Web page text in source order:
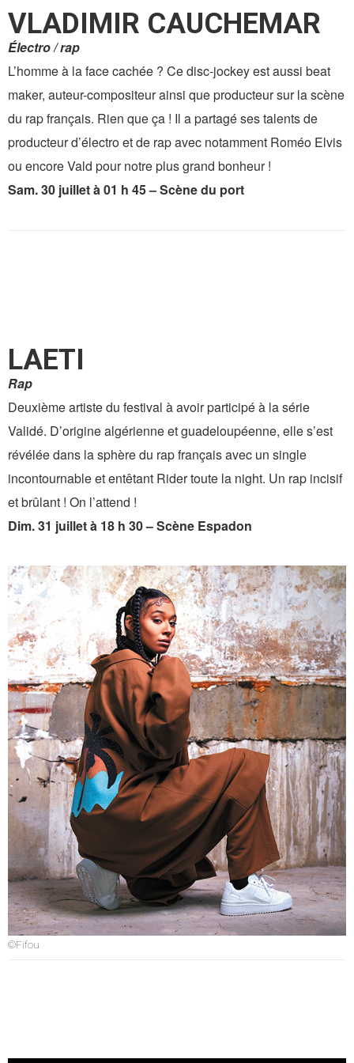
VLADIMIR CAUCHEMAR
Électro / rap
L’homme à la face cachée ? Ce disc-jockey est aussi beat
maker, auteur-compositeur ainsi que producteur sur la scène
du rap français. Rien que ça ! Il a partagé ses talents de
producteur d’électro et de rap avec notamment Roméo Elvis
ou encore Vald pour notre plus grand bonheur !
Sam. 30 juillet à 01 h 45 – Scène du port
LAETI
Rap
Deuxième artiste du festival à avoir participé à la série
Validé. D’origine algérienne et guadeloupéenne, elle s’est
révélée dans la sphère du rap français avec un single
incontournable et entêtant Rider toute la night. Un rap incisif
et brûlant ! On l’attend !
Dim. 31 juillet à 18 h 30 – Scène Espadon
©Fifou